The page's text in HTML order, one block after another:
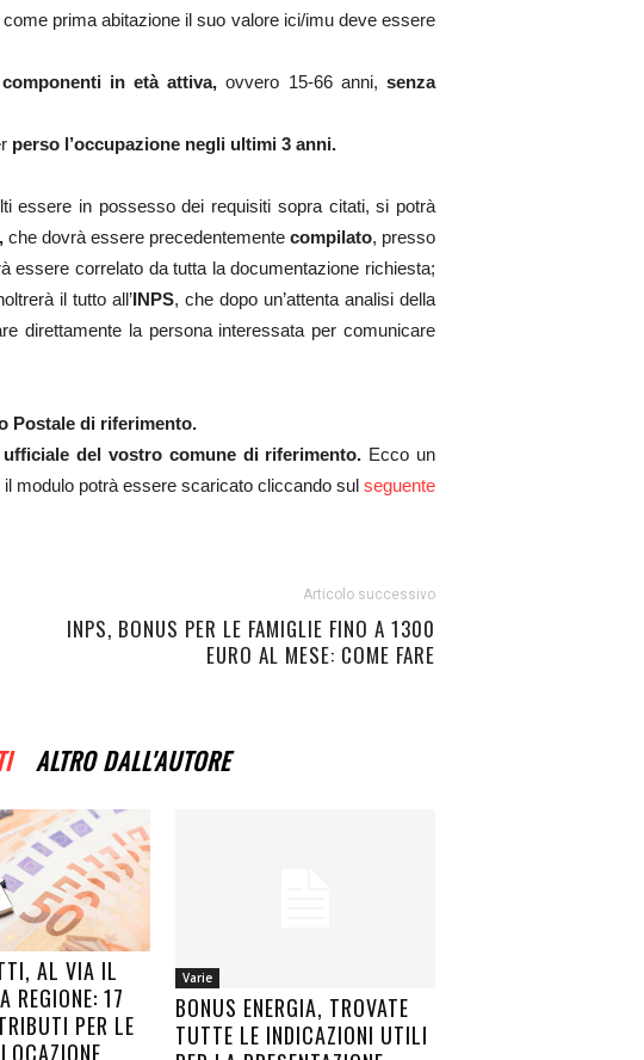
prima abitazione il suo valore ici/imu deve essere
componenti in età attiva, ovvero 15-66 anni,senza
perso l’occupazione negli ultimi 3 anni.
essere in possesso dei requisiti sopra citati, si potrà
che dovrà essere precedentemente compilato, presso
essere correlato da tutta la documentazione richiesta;
il tutto all’INPS, che dopo un’attenta analisi della
direttamente la persona interessata per comunicare
Postale di riferimento.
del vostro comune di riferimento. Ecco un
modulo potrà essere scaricato cliccando sul seguente
Articolo successivo
INPS, BONUS PER LE FAMIGLIE FINO A 1300
EURO AL MESE: COME FARE
ALTRO DALL'AUTORE
AL VIA IL
REGIONE: 17
PER LE
Varie
BONUS ENERGIA, TROVATE
TUTTE LE INDICAZIONI UTILI